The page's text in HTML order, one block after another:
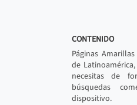
CONTENIDO
Páginas
de
necesitas de
búsquedas
dispositivo.